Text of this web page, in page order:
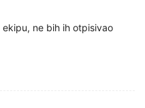
ne bih ih otpisivao